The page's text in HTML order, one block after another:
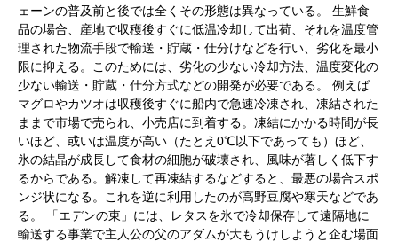
ェーンの普及前と後では全くその形態は異なっている。 生鮮食
品の場合、産地で収穫後すぐに低温冷却して出荷、それを温度管
理された物流手段で輸送・貯蔵・仕分けなどを行い、劣化を最小
限に抑える。このためには、劣化の少ない冷却方法、温度変化の
少ない輸送・貯蔵・仕分方式などの開発が必要である。 例えば
マグロやカツオは収穫後すぐに船内で急速冷凍され、凍結された
ままで市場で売られ、小売店に到着する。凍結にかかる時間が長
いほど、或いは温度が高い（たとえ0℃以下であっても）ほど、
氷の結晶が成長して食材の細胞が破壊され、風味が著しく低下す
るからである。解凍して再凍結するなどすると、最悪の場合スポ
ンジ状になる。これを逆に利用したのが高野豆腐や寒天などであ
る。 「エデンの東」には、レタスを氷で冷却保存して遠隔地に
輸送する事業で主人公の父のアダムが大もうけしようと企む場面